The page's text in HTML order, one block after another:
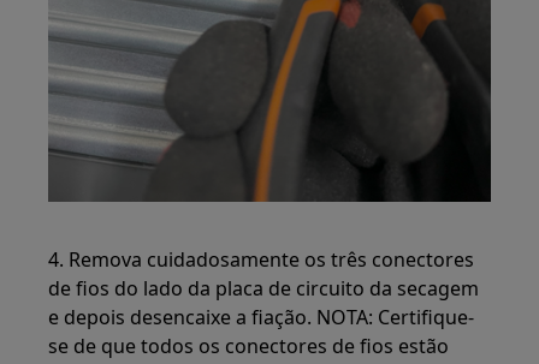
4. Remova cuidadosamente os três conectores
de fios do lado da placa de circuito da secagem
e depois desencaixe a fiação. NOTA: Certifique-
se de que todos os conectores de fios estão